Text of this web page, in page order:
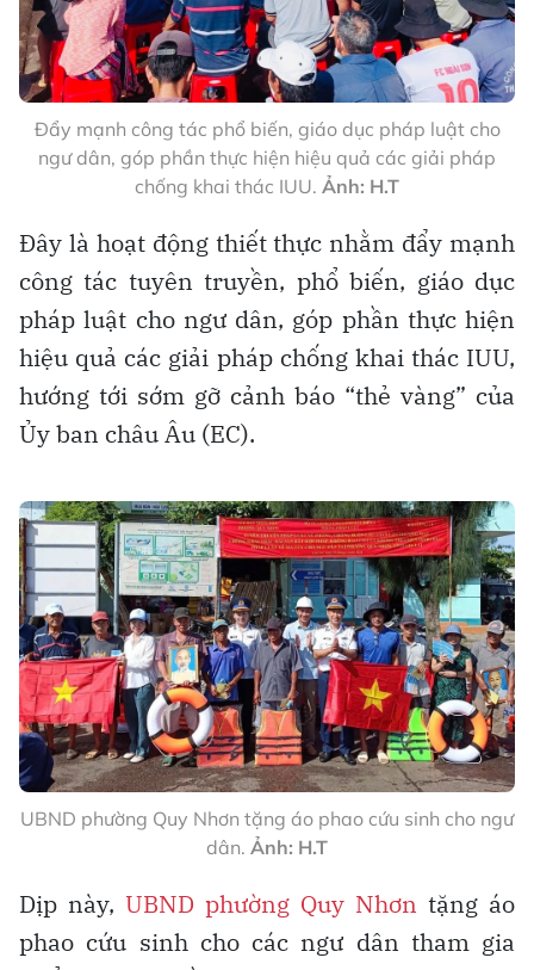
Đẩy mạnh công tác phổ biến, giáo dục pháp luật cho
ngư dân, góp phần thực hiện hiệu quả các giải pháp
chống khai thác IUU. Ảnh: H.T
Đây là hoạt động thiết thực nhằm đẩy mạnh
công tác tuyên truyền, phổ biến, giáo dục
pháp luật cho ngư dân, góp phần thực hiện
hiệu quả các giải pháp chống khai thác IUU,
hướng tới sớm gỡ cảnh báo “thẻ vàng” của
Ủy ban châu Âu (EC).
UBND phường Quy Nhơn tặng áo phao cứu sinh cho ngư
dân. Ảnh: H.T
Dịp này, UBND phường Quy Nhơn tặng áo
phao cứu sinh cho các ngư dân tham gia